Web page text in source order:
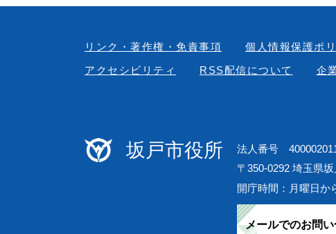
リンク・著作権・免責事項
個人情報保護ポ
アクセシビリティ
RSS配信について 企
坂戸市役所
法人番号
〒350-0292 埼玉県
開庁時間：月曜日か
メールでのお問